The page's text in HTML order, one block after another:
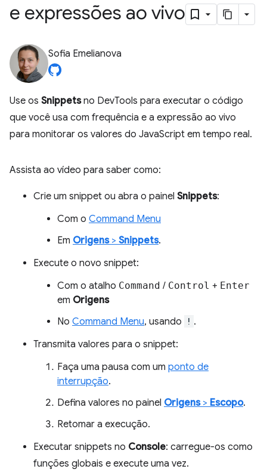
e expressões ao vivo
Sofia Emelianova
Use os Snippetsno DevTools para executar o código
que você usa com frequência e a expressão ao vivo
para monitorar os valores do JavaScript em tempo real.
Assista ao vídeo para saber como:
Crie um snippet ou abra o painel Snippets:
Com o Command Menu
Em Origens> Snippets.
Execute o novo snippet:
Com o atalho Command / Control + Enter
em Origens
No Command Menu, usando ! .
Transmita valores para o snippet:
Faça uma pausa com um ponto de
interrupção.
Defina valores no painel Origens> Escopo.
Retomar a execução.
Executar snippets no Console: carregue-os como
funções globais e execute uma vez.